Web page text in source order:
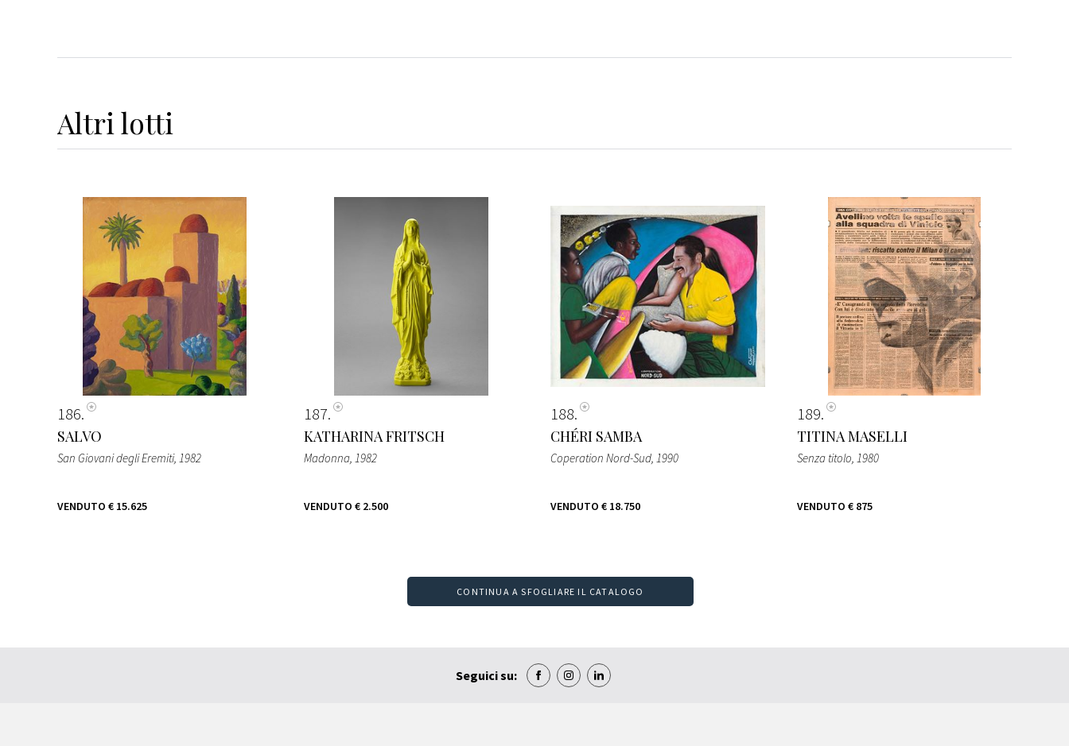
Altri lotti
186
SALVO
San Giovani degli Eremiti, 1982
VENDUTO € 15.625
187
KATHARINA FRITSCH
Madonna, 1982
VENDUTO € 2.500
188
CHÉRI SAMBA
Coperation Nord-Sud, 1990
VENDUTO € 18.750
189
TITINA MASELLI
Senza titolo, 1980
VENDUTO € 875
CONTINUA A SFOGLIARE IL CATALOGO
Seguici su: